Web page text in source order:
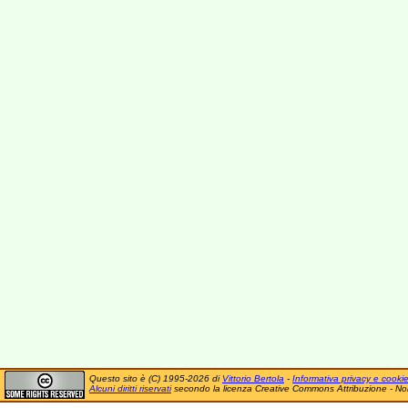
Questo sito è (C) 1995-2026 di Vittorio Bertola - Informativa privacy e cookie
Alcuni diritti riservatisecondo la licenza Creative Commons Attribuzione -